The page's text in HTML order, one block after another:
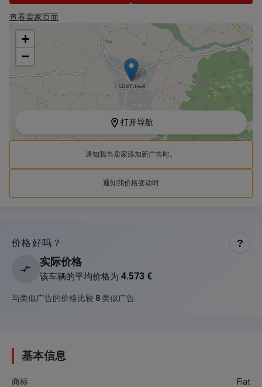
查看卖家页面
+
−
打开导航
通知我当卖家添加新广告时。
通知我价格变动时
价格好吗？ ?
实际价格
该车辆的平均价格为 4.573 €
与类似广告的价格比较 8 类似广告
基本信息
商标
Fiat